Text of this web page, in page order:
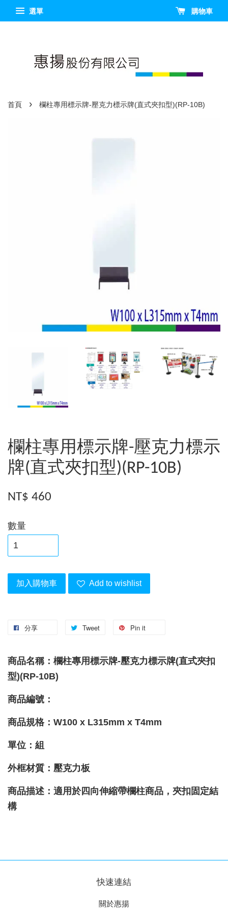
選單 購物車
首頁 › 欄柱專用標示牌-壓克力標示牌(直式夾扣型)(RP-10B)
欄柱專用標示牌-壓克力標示
牌(直式夾扣型)(RP-10B)
NT$ 460
數量
加入購物車 Add to wishlist
分享 Tweet Pin it
商品名稱：欄柱專用標示牌-壓克力標示牌(直式夾扣
型)(RP-10B)
商品編號：
商品規格： W100 x L315mm x T4mm
單位：組
外框材質：壓克力板
商品描述 ：適用於四向伸縮帶欄柱商品，夾扣固定結
構
快速連結
關於惠揚